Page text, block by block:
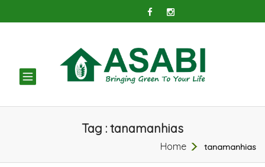
TOGGLE
NAVIGATION
Tag : tanamanhias
Home tanamanhias